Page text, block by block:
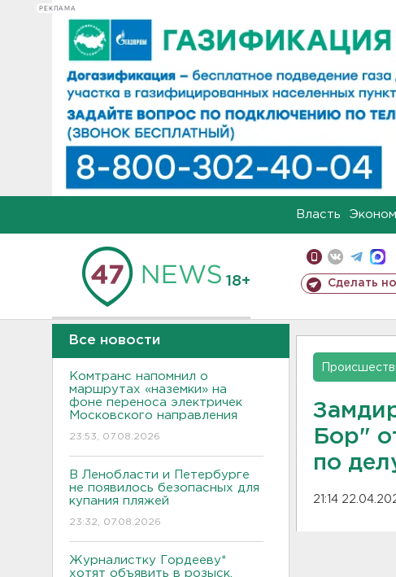
РЕКЛАМА
Власть
18+ Сделать
Все новости
Комтранс напомнил о
маршрутах «наземки» на
фоне переноса электричек
Московского направления
23:53, 07.08.2026
В Ленобласти и Петербурге
не появилось безопасных для
купания пляжей
23:32, 07.08.2026
Журналистку Гордееву*
хотят объявить в розыск.
Бор"
по
21:14